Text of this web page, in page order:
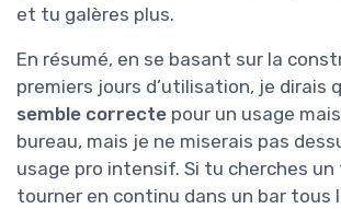
et tu galères plus.
En résumé, en se basant sur la
premiers jours d’utilisation, je dirais
semble correcte pour un usage
bureau, mais je ne miserais pas
usage pro intensif. Si tu cherches
tourner en continu dans un bar tous